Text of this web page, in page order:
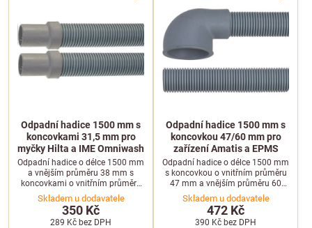
Odpadní hadice 1500 mm s
koncovkami 31,5 mm pro
myčky Hilta a IME Omniwash
Odpadní hadice o délce 1500 mm
a vnějším průměru 38 mm s
koncovkami o vnitřním průměru
31,5 mm. Vhodná pro
profesionální myčky nádobí Hilta
a IME Omniwash.
Skladem u dodavatele
350 Kč
289 Kč bez DPH
Odpadní hadice 1500 mm s
koncovkou 47/60 mm pro
zařízení Amatis a EPMS
Odpadní hadice o délce 1500 mm
s koncovkou o vnitřním průměru
47 mm a vnějším průměru 60
mm. Kompatibilní se zařízeními
Amatis, Universal Parts a EPMS.
Skladem u dodavatele
472 Kč
390 Kč bez DPH